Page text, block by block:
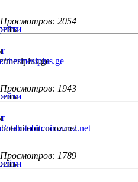
Просмотров: 2054
Просмотров: 1943
Просмотров: 1789